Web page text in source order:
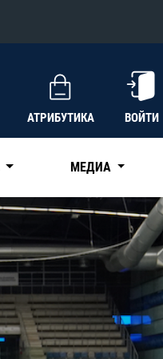
АТРИБУТИКА ВОЙТИ
МЕДИА